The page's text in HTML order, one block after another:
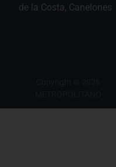
de la Costa, Canelones